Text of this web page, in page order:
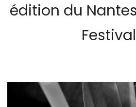
édition du
Festival